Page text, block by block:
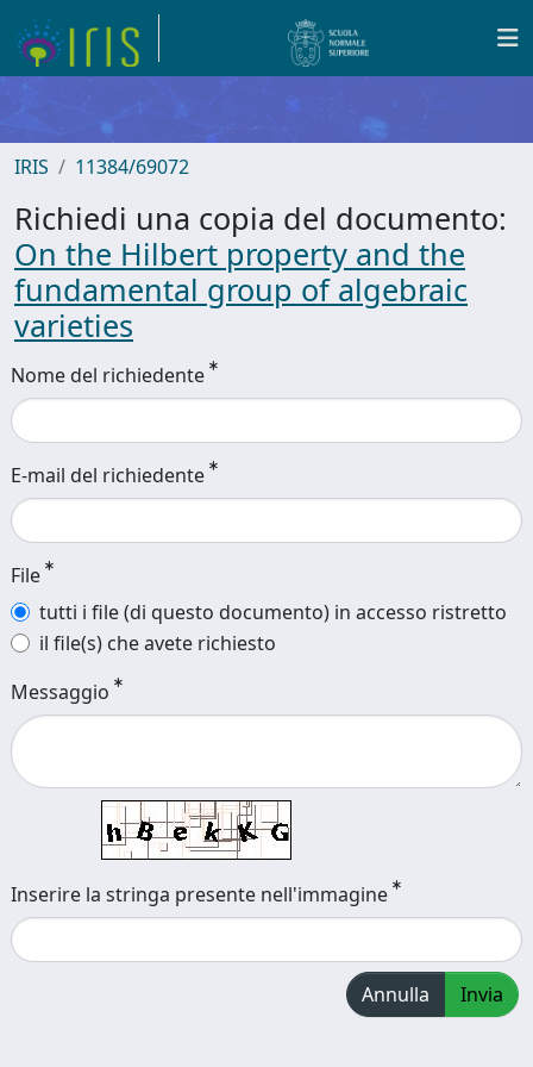
IRIS 11384/69072
Richiedi una copia del documento:
On the Hilbert property and the
fundamental group of algebraic
varieties
Nome del richiedente
E-mail del richiedente
File
tutti i file (di questo documento) in accesso ristretto
il file(s) che avete richiesto
Messaggio
Inserire la stringa presente nell'immagine
Annulla Invia